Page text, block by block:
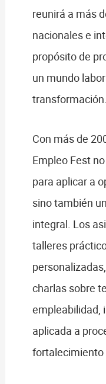
reunirá a más
nacionales e
propósito de
un mundo
transformación.
Con más de
Empleo Fest
para aplicar a
sino también
integral. Los
talleres
charlas sobre
empleabilidad,
aplicada a
fortalecimiento